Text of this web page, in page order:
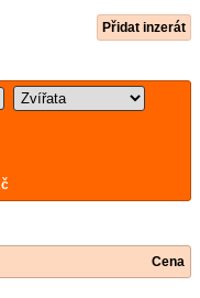
Přidat inzerát
Cena